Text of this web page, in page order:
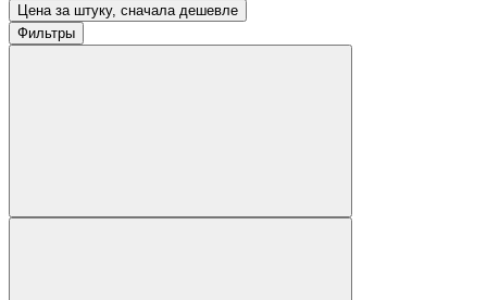
Цена за штуку, сначала дешевле
Фильтры